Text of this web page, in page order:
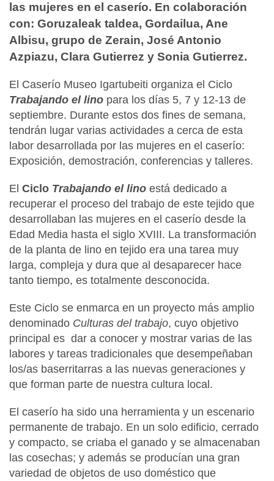
las mujeres en el caserío. En colaboración
con: Goruzaleak taldea, Gordailua, Ane
Albisu, grupo de Zerain, José Antonio
Azpiazu, Clara Gutierrez y Sonia Gutierrez.
El Caserío Museo Igartubeiti organiza el Ciclo
Trabajando el lino para los días 5, 7 y 12-13 de
septiembre. Durante estos dos fines de semana,
tendrán lugar varias actividades a cerca de esta
labor desarrollada por las mujeres en el caserío:
Exposición, demostración, conferencias y talleres.
El Ciclo Trabajando el lino está dedicado a
recuperar el proceso del trabajo de este tejido que
desarrollaban las mujeres en el caserío desde la
Edad Media hasta el siglo XVIII. La transformación
de la planta de lino en tejido era una tarea muy
larga, compleja y dura que al desaparecer hace
tanto tiempo, es totalmente desconocida.
Este Ciclo se enmarca en un proyecto más amplio
denominado Culturas del trabajo, cuyo objetivo
principal es dar a conocer y mostrar varias de las
labores y tareas tradicionales que desempeñaban
los/as baserritarras a las nuevas generaciones y
que forman parte de nuestra cultura local.
El caserío ha sido una herramienta y un escenario
permanente de trabajo. En un solo edificio, cerrado
y compacto, se criaba el ganado y se almacenaban
las cosechas; y además se producían una gran
variedad de objetos de uso doméstico que